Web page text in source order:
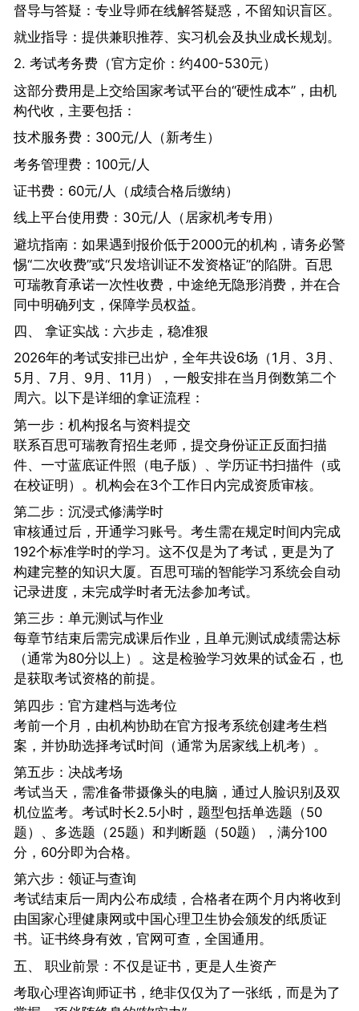
督导与答疑：专业导师在线解答疑惑，不留知识盲区。
就业指导：提供兼职推荐、实习机会及执业成长规划。
2. 考试考务费（官方定价：约400-530元）
这部分费用是上交给国家考试平台的“硬性成本”，由机
构代收，主要包括：
技术服务费：300元/人（新考生）
考务管理费：100元/人
证书费：60元/人（成绩合格后缴纳）
线上平台使用费：30元/人（居家机考专用）
避坑指南：如果遇到报价低于2000元的机构，请务必警
惕“二次收费”或“只发培训证不发资格证”的陷阱。百思
可瑞教育承诺一次性收费，中途绝无隐形消费，并在合
同中明确列支，保障学员权益。
四、 拿证实战：六步走，稳准狠
2026年的考试安排已出炉，全年共设6场（1月、3月、
5月、7月、9月、11月），一般安排在当月倒数第二个
周六。以下是详细的拿证流程：
第一步：机构报名与资料提交
联系百思可瑞教育招生老师，提交身份证正反面扫描
件、一寸蓝底证件照（电子版）、学历证书扫描件（或
在校证明）。机构会在3个工作日内完成资质审核。
第二步：沉浸式修满学时
审核通过后，开通学习账号。考生需在规定时间内完成
192个标准学时的学习。这不仅是为了考试，更是为了
构建完整的知识大厦。百思可瑞的智能学习系统会自动
记录进度，未完成学时者无法参加考试。
第三步：单元测试与作业
每章节结束后需完成课后作业，且单元测试成绩需达标
（通常为80分以上）。这是检验学习效果的试金石，也
是获取考试资格的前提。
第四步：官方建档与选考位
考前一个月，由机构协助在官方报考系统创建考生档
案，并协助选择考试时间（通常为居家线上机考）。
第五步：决战考场
考试当天，需准备带摄像头的电脑，通过人脸识别及双
机位监考。考试时长2.5小时，题型包括单选题（50
题）、多选题（25题）和判断题（50题），满分100
分，60分即为合格。
第六步：领证与查询
考试结束后一周内公布成绩，合格者在两个月内将收到
由国家心理健康网或中国心理卫生协会颁发的纸质证
书。证书终身有效，官网可查，全国通用。
五、 职业前景：不仅是证书，更是人生资产
考取心理咨询师证书，绝非仅仅为了一张纸，而是为了